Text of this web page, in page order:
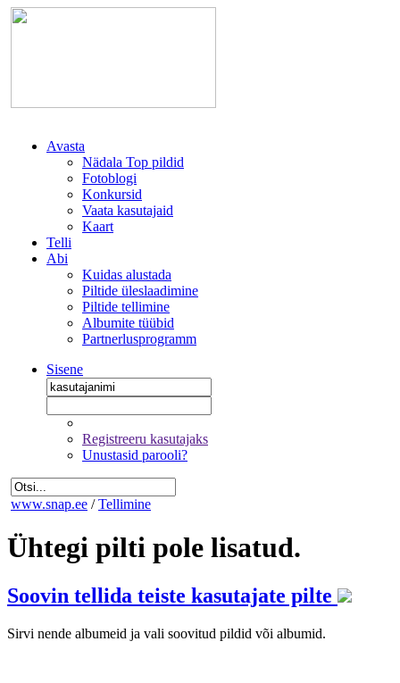
Avasta
Nädala Top pildid
Fotoblogi
Konkursid
Vaata kasutajaid
Kaart
Telli
Abi
Kuidas alustada
Piltide üleslaadimine
Piltide tellimine
Albumite tüübid
Partnerlusprogramm
Sisene
Registreeru kasutajaks
Unustasid parooli?
www.snap.ee / Tellimine
Ühtegi pilti pole lisatud.
Soovin tellida teiste kasutajate pilte
Sirvi nende albumeid ja vali soovitud pildid või albumid.